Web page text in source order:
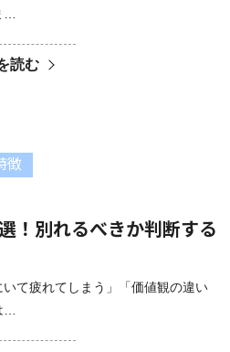
…
読む
徴
！別れるべきか判断する
いて疲れてしまう」「価値観の違い
…